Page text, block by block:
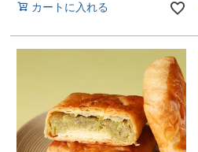
カートに入れる